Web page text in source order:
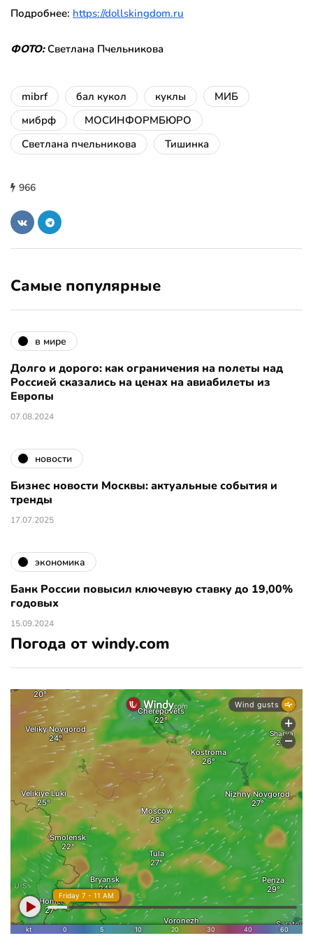
Подробнее: https://dollskingdom.ru
ФОТО:Светлана Пчельникова
mibrf бал кукол куклы
МИБ
мибрф
МОСИНФОРМБЮРО
Светлана пчельникова
Тишинка
966
Самые популярные
в мире
Долго и дорого: как ограничения на полеты над
Россией сказались на ценах на авиабилеты из
Европы
07.08.2024
новости
Бизнес новости Москвы: актуальные события и
тренды
17.07.2025
экономика
Банк России повысил ключевую ставку до 19,00%
годовых
15.09.2024
Погода от windy.com